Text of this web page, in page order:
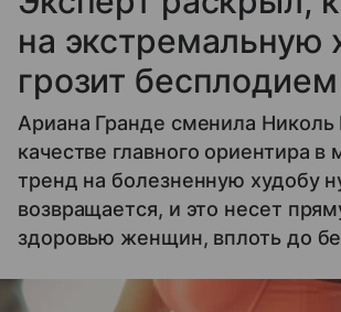
на экстремальную
грозит бесплодием
Ариана Гранде сменила Николь
качестве главного ориентира
тренд на болезненную худобу
возвращается, и это несет
здоровью женщин, вплоть до